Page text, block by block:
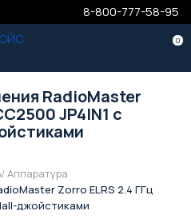
8-800-777-58-95
0
RadioMaster
JP4IN1 с
Аппаратура
Zorro ELRS 2.4 ГГц
джойстиками